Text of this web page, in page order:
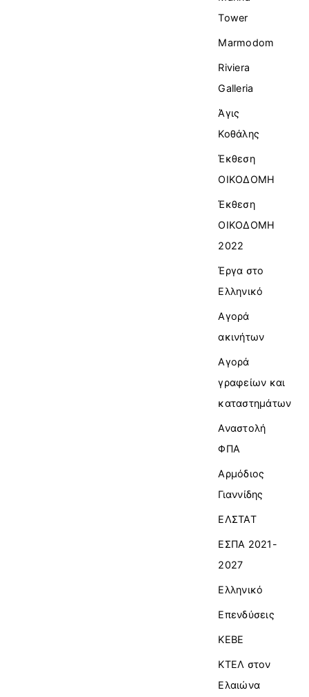
Tower
Marmodom
Riviera
Galleria
Άγις
Κοθάλης
Έκθεση
ΟΙΚΟΔΟΜΗ
Έκθεση
ΟΙΚΟΔΟΜΗ
2022
Έργα στο
Ελληνικό
Αγορά
ακινήτων
Αγορά
γραφείων και
καταστημάτων
Αναστολή
ΦΠΑ
Αρμόδιος
Γιαννίδης
ΕΛΣΤΑΤ
ΕΣΠΑ 2021-
2027
Ελληνικό
Επενδύσεις
ΚΕΒΕ
ΚΤΕΛ στον
Ελαιώνα